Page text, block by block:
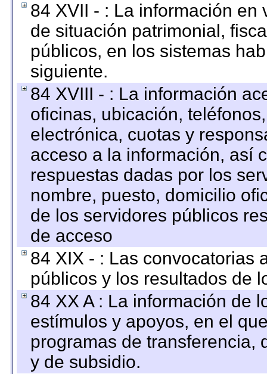
84 XVII - : La información
de situación patrimonial,
públicos, en los sistemas
siguiente.
84 XVIII - : La información
oficinas, ubicación,
electrónica, cuotas y
acceso a la información, así
respuestas dadas por los
nombre, puesto, domicilio
de los servidores públicos
de acceso
84 XIX - : Las convocatorias
públicos y los resultados de
84 XX A : La información de
estímulos y apoyos, en el
programas de transferencia,
y de subsidio.